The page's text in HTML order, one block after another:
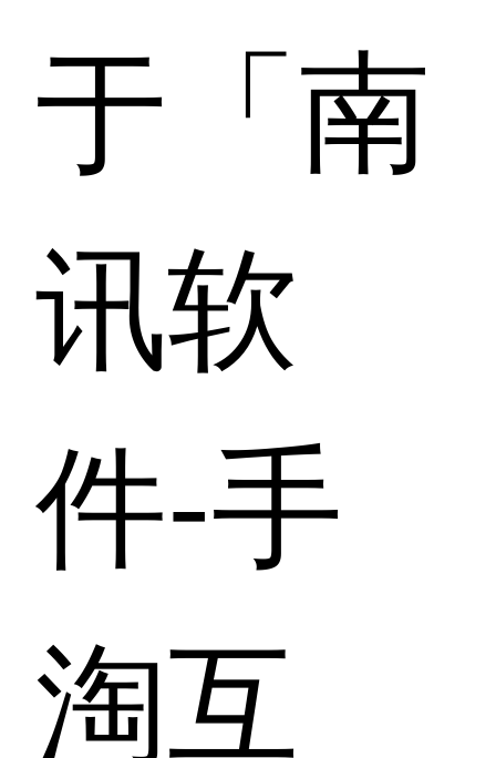
于「南
讯软
件-手
淘互